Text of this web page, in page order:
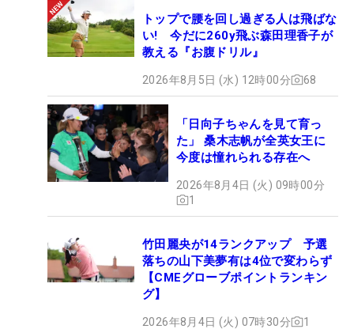
トップで腰を回し過ぎる人は飛ばな
い! 今だに260y飛ぶ森田理香子が
教える『お腹ドリル』
2026年8月5日 (水) 12時00分 68
「日向子ちゃんを見て育っ
た」 桑木志帆が全英女王に
今度は憧れられる存在へ
2026年8月4日 (火) 09時00分
1
竹田麗央が14ランクアップ 予選
落ちの山下美夢有は4位で変わらず
【CMEグローブポイントランキン
グ】
2026年8月4日 (火) 07時30分 1